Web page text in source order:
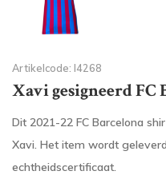
Artikelcode: I4268
Xavi gesigneerd FC
Dit 2021-22 FC Barcelona
Xavi. Het item wordt
echtheidscertificaat.